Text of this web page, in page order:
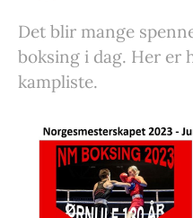
Det blir mange
boksing i dag. Her er
kampliste.